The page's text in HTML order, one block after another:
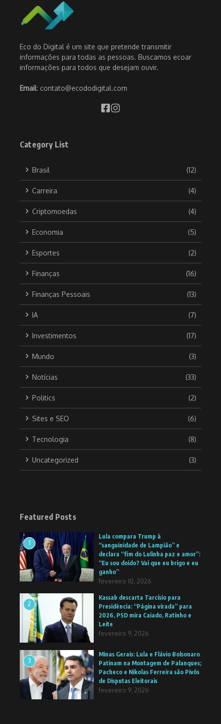
Eco do Digital é um site que pretende transmitir
informações para todas as pessoas. Buscamos ecoar
informações para todos que desejam ouvir.
Email: contato@ecododigital.com
Category List
Brasil (12)
Carreira (4)
Criptomoedas (4)
Economia (5)
Esportes (2)
Finanças (16)
Finanças Pessoais (13)
IA (7)
Investimentos (17)
Mundo (3)
Notícias (33)
Politics (2)
Sites e SEO (6)
Tecnologia (8)
Uncategorized (3)
Featured Posts
1
Lula compara Trump à
“sanguinidade de Lampião” e
declara “fim do Lulinha paz e amor”:
“Eu sou doido? Vai que eu brigo e eu
ganho”
fevereiro 10, 2026
2
Kassab descarta Tarcísio para
Presidência: “Página virada” para
2026, PSD mira Caiado, Ratinho e
Leite
fevereiro 9, 2026
3
Minas Gerais: Lula e Flávio Bolsonaro
Patinam na Montagem de Palanques;
Pacheco e Nikolas Ferreira são Pivôs
de Disputas Eleitorais
fevereiro 9, 2026